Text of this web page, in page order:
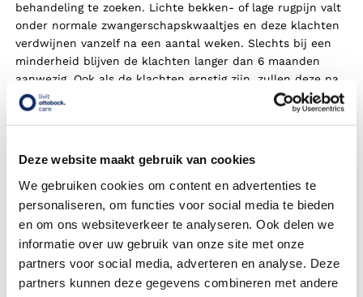
Deze website maakt gebruik van cookies
We gebruiken cookies om content en advertenties te
personaliseren, om functies voor social media te bieden
en om ons websiteverkeer te analyseren. Ook delen we
informatie over uw gebruik van onze site met onze
partners voor social media, adverteren en analyse. Deze
partners kunnen deze gegevens combineren met andere
behandeling te zoeken. Lichte bekken- of lage rugpijn valt
onder normale zwangerschapskwaaltjes en deze klachten
verdwijnen vanzelf na een aantal weken. Slechts bij een
minderheid blijven de klachten langer dan 6 maanden
aanwezig. Ook als de klachten ernstig zijn, zullen deze na
verloop van tijd vanzelf wegtrekken.
bekkenbandof
buikbandage kan helpen voor verlichting van de klachten.
verminderen enu kunt weer stabiel bewegen. Wij
verkopen deze bandvia onze webshop Blessurewijzer.nl.
Momenteel is er geen medicijn dat bekkeninstabiliteit kan
genezen. Als u met deze klachten naar de huisarts gaat,
zal deze u waarschijnlijk aanraden om een bekkenband te
gebruiken, thuis oefeningen te doen of u doorverwijzen
naar een fysiotherapeut. Wanneer u last heeft van